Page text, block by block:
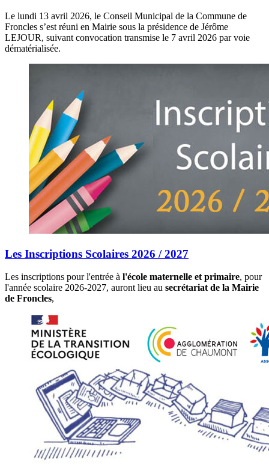
Le lundi 13 avril 2026, le Conseil Municipal de la Commune de
Froncles s’est réuni en Mairie sous la présidence de Jérôme
LEJOUR, suivant convocation transmise le 7 avril 2026 par voie
dématérialisée.
Les Inscriptions Scolaires 2026 / 2027
Les inscriptions pour l'entrée à l'école maternelle et primaire, pour
l'année scolaire 2026-2027, auront lieu au secrétariat de la Mairie
de Froncles,